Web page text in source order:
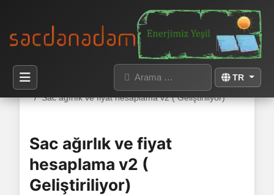
Dilinizi seçin
TR
Arama
Buradasınız:
Sac ağırlık ve fiyat hesaplama v2 ( Geliştiriliyor)
Sac ağırlık ve fiyat
hesaplama v2 (
Geliştiriliyor)